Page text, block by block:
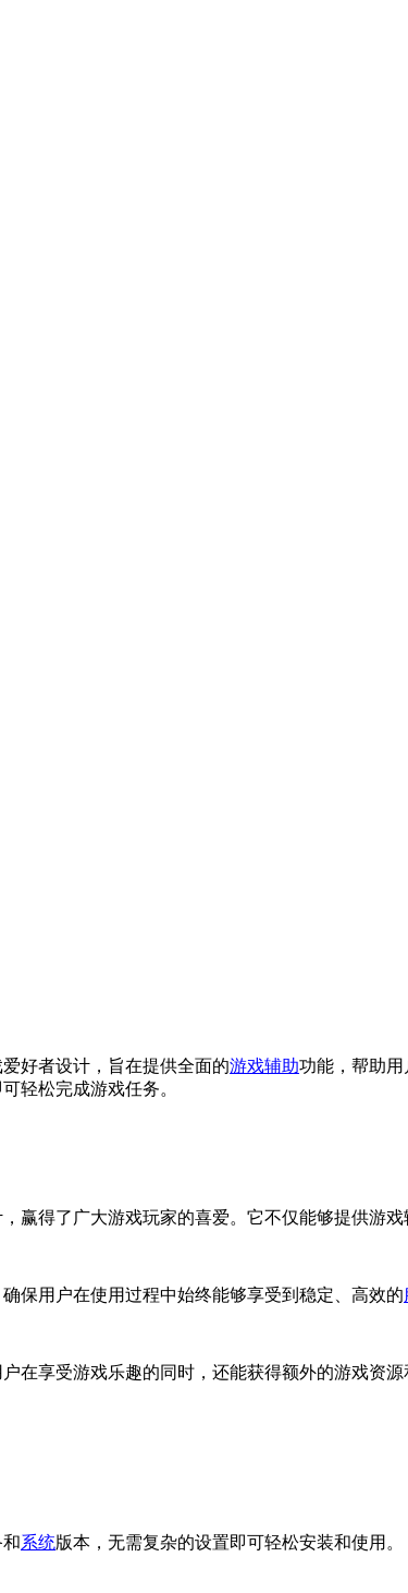
好者设计，旨在提供全面的游戏辅助功能，帮助用
轻松完成游戏任务。
赢得了广大游戏玩家的喜爱。它不仅能够提供游
保用户在使用过程中始终能够享受到稳定、高效的
在享受游戏乐趣的同时，还能获得额外的游戏资源
系统版本，无需复杂的设置即可轻松安装和使用。